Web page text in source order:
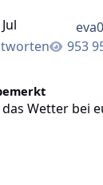
Wetter bei